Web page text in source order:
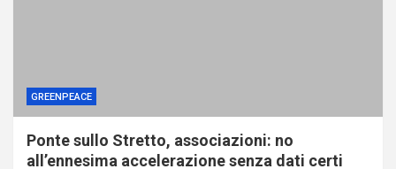
GREENPEACE
Ponte sullo Stretto, associazioni: no
all’ennesima accelerazione senza dati certi